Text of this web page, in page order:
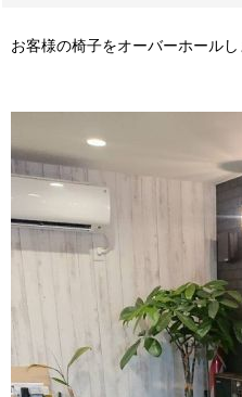
お客様の椅子をオーバーホールし